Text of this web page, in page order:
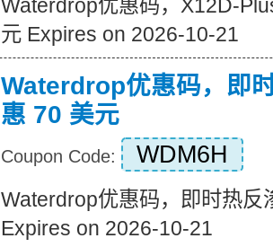
Waterdrop优惠码，X12D-
元 Expires on 2026-10-21
Waterdrop优惠码，即
惠 70 美元
Coupon Code: WDM6H
Waterdrop优惠码，即时热反
Expires on 2026-10-21